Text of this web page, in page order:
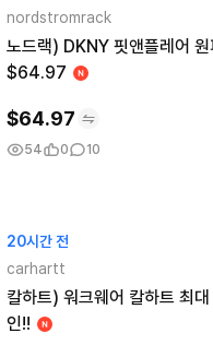
nordstromrack
노드랙) DKNY 핏앤플레어 원
$64.97
$64.97
54 0 10
20시간 전
carhartt
칼하트) 워크웨어 칼하트 최
인!!